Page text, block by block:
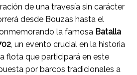
de una travesía sin carácter
desde Bouzas hasta el
la famosa Batalla
, un evento crucial en la historia
flota que participará en este
por barcos tradicionales a